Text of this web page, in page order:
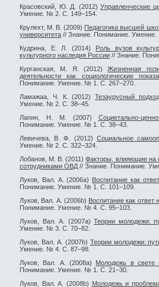
Красовский, Ю. Д. (2012)Управленческие
Умение. № 2. С. 149–154.
Крулехт, М. В. (2009) Педагогика высшей
университета // Знание. Понимание.
Кудрина, Е. Л. (2014)
Роль вузов
культурного наследия России // Знание.
Курганская, М. Я. (2012)Жизненная
деятельности как социологические
Понимание. Умение. № 1. С. 267–270.
Ламажаа, Ч. К. (2012)Тезаурусный
Умение. № 2. С. 38–45.
Лапин, Н. М. (2007) Социетально-
Понимание. Умение. № 1. С. 38–43.
Левичева, В. Ф. (2012) Социальное
Умение. № 2. С. 322–324.
Лобанов, М. В. (2011)Факторы, влияющие на
сотрудниками ОВД // Знание. Понимание.
Луков, Вал. А. (2006a)
Воспитание как
Понимание. Умение. № 1. С. 101–109.
Луков, Вал. А. (2006b) Воспитание как
Понимание. Умение. № 4. С. 95–103.
Луков, Вал. А. (2007a)Теории молодежи:
Умение. № 3. С. 70–82.
Луков, Вал. А. (2007b) Теории молодежи:
Умение. № 4. С. 87–98.
Луков, Вал. А. (2008a) Молодежь в свете
Понимание. Умение. № 1. С. 21–30.
Луков, Вал. А. (2008b) Молодежь и